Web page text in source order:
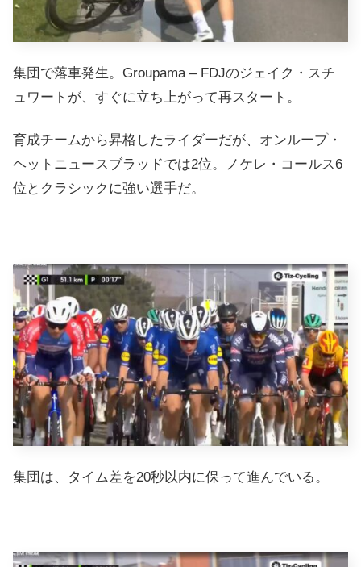
集団で落車発生。Groupama – FDJのジェイク・スチ
ュワートが、すぐに立ち上がって再スタート。
育成チームから昇格したライダーだが、オンループ・
ヘットニュースブラッドでは2位。ノケレ・コールス6
位とクラシックに強い選手だ。
集団は、タイム差を20秒以内に保って進んでいる。